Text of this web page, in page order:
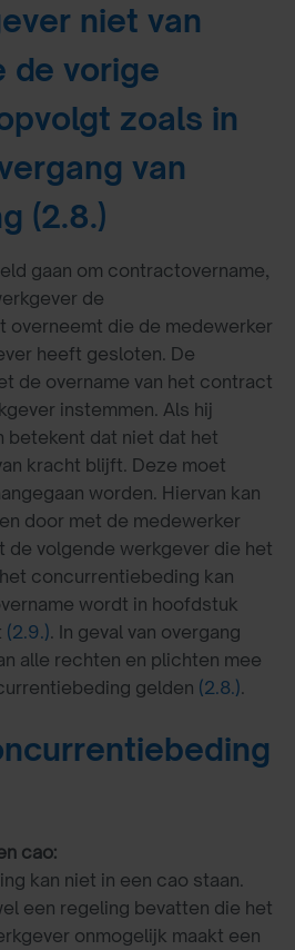
niet van
de vorige
zoals in
van
(2.8.)
gaan om contractovername,
de
overneemt die de medewerker
heeft gesloten. De
de overname van het contract
instemmen. Als hij
betekent dat niet dat het
kracht blijft. Deze moet
worden. Hiervan kan
door met de medewerker
de volgende werkgever die het
concurrentiebeding kan
wordt in hoofdstuk
(2.9.). In geval van overgang
alle rechten en plichten mee
gelden (2.8.).
cao:
kan niet in een cao staan.
een regeling bevatten die het
onmogelijk maakt een